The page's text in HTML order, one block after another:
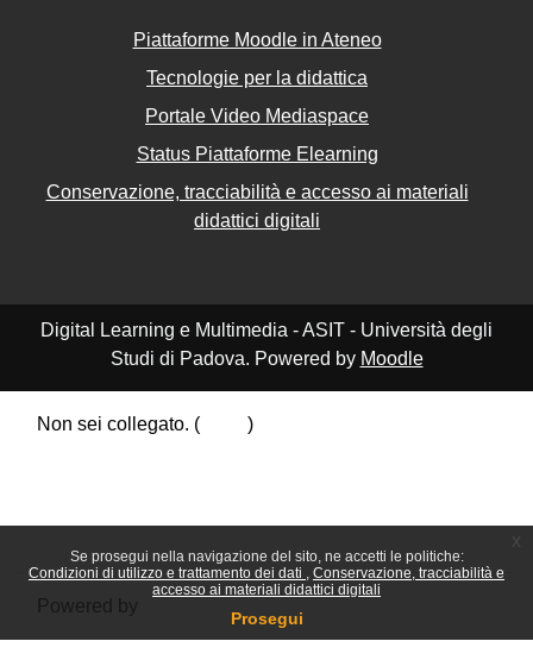
Se prosegui nella navigazione del sito, ne accetti le politiche:
Condizioni di utilizzo e trattamento dei dati
Conservazione, tracciabilità e
accesso ai materiali didattici digitali
Prosegui
Piattaforme Moodle in Ateneo
Tecnologie per la didattica
Portale Video Mediaspace
Status Piattaforme Elearning
Conservazione, tracciabilità e accesso ai materiali
didattici digitali
Digital Learning e Multimedia - ASIT - Università degli
Studi di Padova. Powered by Moodle
Non sei collegato. (
)
Powered by